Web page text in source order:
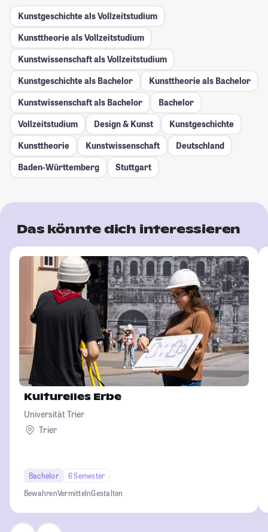
Kunstgeschichte als Vollzeitstudium
Kunsttheorie als Vollzeitstudium
Kunstwissenschaft als Vollzeitstudium
Kunstgeschichte als Bachelor
Kunsttheorie als Bachelor
Kunstwissenschaft als Bachelor
Bachelor
Vollzeitstudium
Design & Kunst
Kunstgeschichte
Kunsttheorie
Kunstwissenschaft
Deutschland
Baden-Württemberg
Stuttgart
Das könnte dich interessieren
Kulturelles Erbe
Universität Trier
Trier
Bachelor
6 Semester
BewahrenVermittelnGestalten